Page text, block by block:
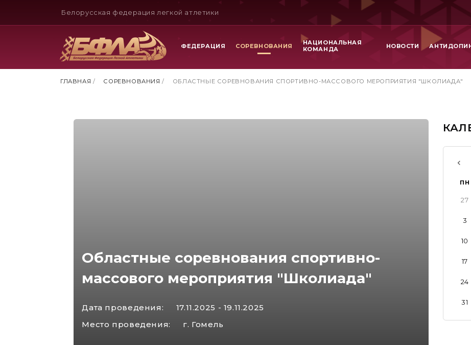
Белорусская федерация легкой атлетики
ФЕДЕРАЦИЯ СОРЕВНОВАНИЯ
НАЦИОНАЛЬНАЯ
КОМАНДА
НОВОСТИ
ГЛАВНАЯ / СОРЕВНОВАНИЯ / ОБЛАСТНЫЕ СОРЕВНОВАНИЯ СПОРТИВНО-МАССОВОГО МЕРОПРИЯТИЯ "ШКОЛИАДА"
Областные соревнования спортивно-
массового мероприятия "Школиада"
Дата проведения:
17.11.2025 - 19.11.2025
Место проведения:
г. Гомель
ПН
27
3
10
17
24
31